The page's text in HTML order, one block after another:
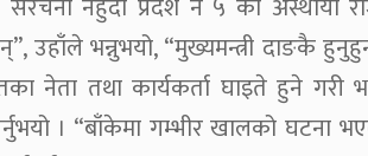
नहुँदा प्रदेश नं ५ को अस्थायी
उहाँले भन्नुभयो, “मुख्यमन्त्री दाङकै
नेता तथा कार्यकर्ता घाइते हुने गरी
। “बाँकेमा गम्भीर खालको घटना